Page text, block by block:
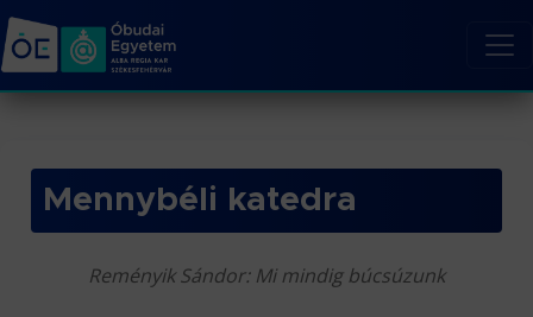
Mennybéli katedra
Reményik Sándor: Mi mindig búcsúzunk